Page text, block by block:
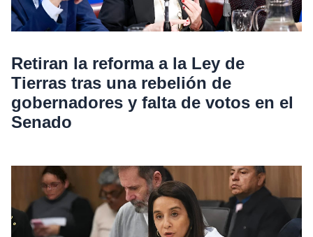
Retiran la reforma a la Ley de
Tierras tras una rebelión de
gobernadores y falta de votos en el
Senado